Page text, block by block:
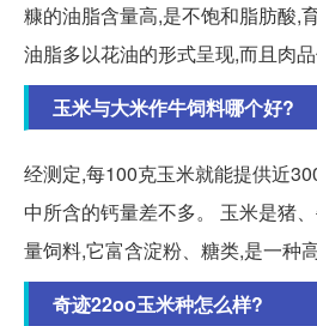
糠的油脂含量高,是不饱和脂肪酸,
油脂多以花油的形式呈现,而且肉
玉米与大米作牛饲料哪个好?
经测定,每100克玉米就能提供近
中所含的钙量差不多。 玉米是猪
量饲料,它富含淀粉、糖类,是一种
奇迹22oo玉米种怎么样?